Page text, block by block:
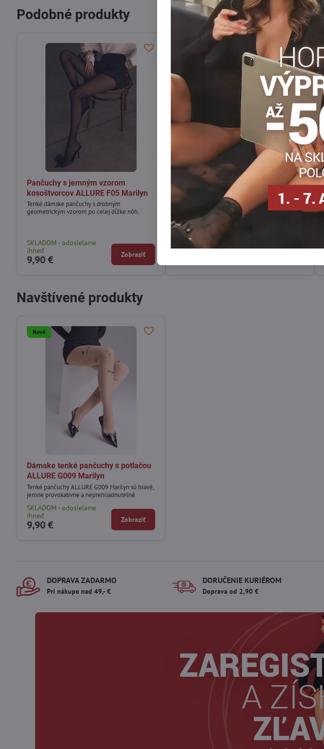
Podobné produkty
Pančuchy s jemným vzorom
kosoštvorcov ALLURE F05 Marilyn
Tenké dámske pančuchy s drobným
geometrickým vzorom po celej dĺžke nôh.
SKLADOM - odosielame
ihneď
9,90 € Zobraziť
Matné pančuchy s pravidelným
vzorom bodiek ALLURE F16 Marilyn
Krycie dámske pančuchy s matným povrchom,
ozdobené jemným, rovnomerne
rozmiestneným vzorom bodiek, ktorý dodáva
postave ľahkosť a rytmus.
SKLADOM - odosielame
ihneď
Navštívené produkty
Nové
Dámske tenké pančuchy s potlačou
ALLURE G009 Marilyn
Tenké pančuchy ALLURE G009 Marilyn sú hravé,
jemne provokatívne a neprehliadnuteľné.
SKLADOM - odosielame
ihneď
9,90 € Zobraziť
DOPRAVA ZADARMO
Pri nákupe nad 49,- €
DORUČENIE KURIÉROM
Doprava od 2,90 €